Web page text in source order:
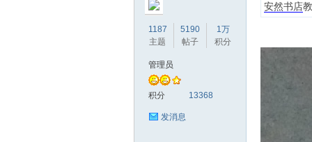
1187
主题
5190
帖子
1万
积分
管理员
积分 13368
发消息
安然书店